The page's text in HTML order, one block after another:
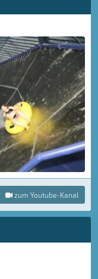
zum Youtube-Kanal